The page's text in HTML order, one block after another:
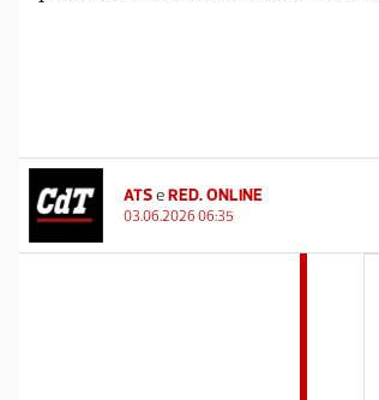
ATSeRED. ONLINE
03.06.2026 06:35